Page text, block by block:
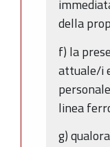
della
f) la
attuale/i
linea
g)